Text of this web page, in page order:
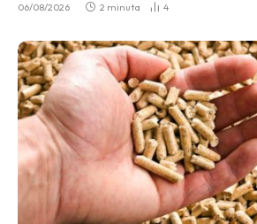
06/08/2026 2 minuta 4